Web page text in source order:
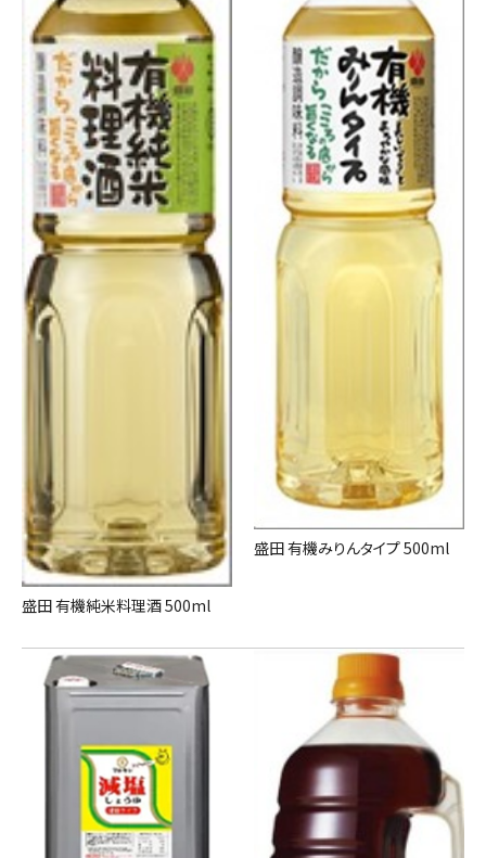
盛田 有機純米料理酒 500ml
盛田 有機みりんタイプ 500ml